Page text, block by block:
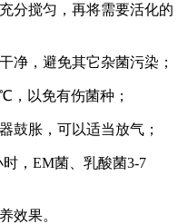
分搅匀，再将需要活化的
，避免其它杂菌污染；
以免有伤菌种；
胀，可以适当放气；
，EM菌、乳酸菌3-7
效果。